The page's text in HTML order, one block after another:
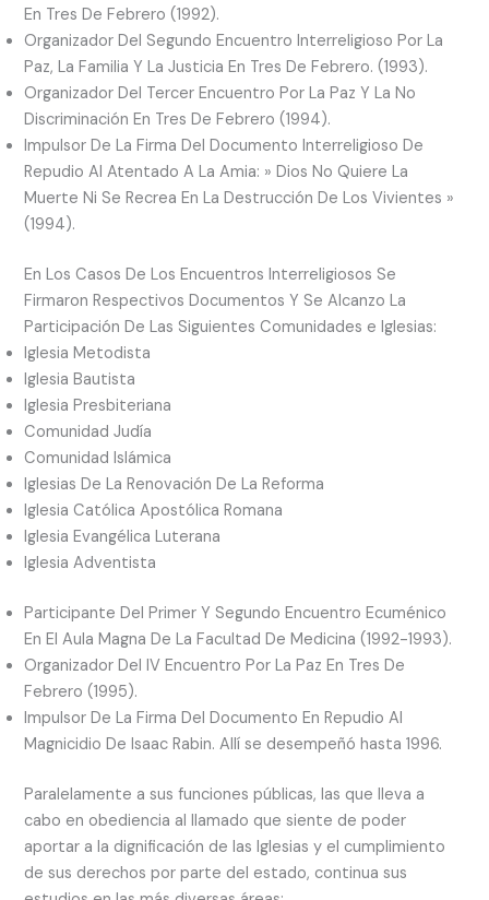
En Tres De Febrero (1992).
Organizador Del Segundo Encuentro Interreligioso Por La
Paz, La Familia Y La Justicia En Tres De Febrero. (1993).
Organizador Del Tercer Encuentro Por La Paz Y La No
Discriminación En Tres De Febrero (1994).
Impulsor De La Firma Del Documento Interreligioso De
Repudio Al Atentado A La Amia: » Dios No Quiere La
Muerte Ni Se Recrea En La Destrucción De Los Vivientes »
(1994).
En Los Casos De Los Encuentros Interreligiosos Se
Firmaron Respectivos Documentos Y Se Alcanzo La
Participación De Las Siguientes Comunidades e Iglesias:
Iglesia Metodista
Iglesia Bautista
Iglesia Presbiteriana
Comunidad Judía
Comunidad Islámica
Iglesias De La Renovación De La Reforma
Iglesia Católica Apostólica Romana
Iglesia Evangélica Luterana
Iglesia Adventista
Participante Del Primer Y Segundo Encuentro Ecuménico
En El Aula Magna De La Facultad De Medicina (1992-1993).
Organizador Del IV Encuentro Por La Paz En Tres De
Febrero (1995).
Impulsor De La Firma Del Documento En Repudio Al
Magnicidio De Isaac Rabin. Allí se desempeñó hasta 1996.
Paralelamente a sus funciones públicas, las que lleva a
cabo en obediencia al llamado que siente de poder
aportar a la dignificación de las Iglesias y el cumplimiento
de sus derechos por parte del estado, continua sus